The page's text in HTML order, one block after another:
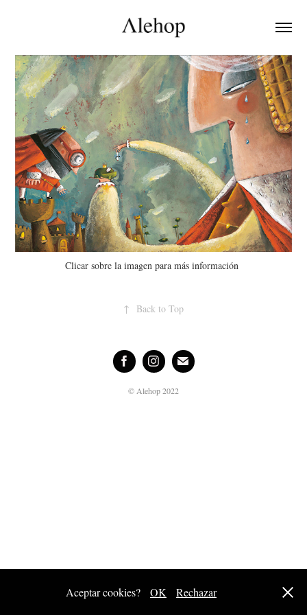
Clicar sobre la imagen para más información
↑ Back to Top
© Alehop 2022
Aceptar cookies? OK Rechazar